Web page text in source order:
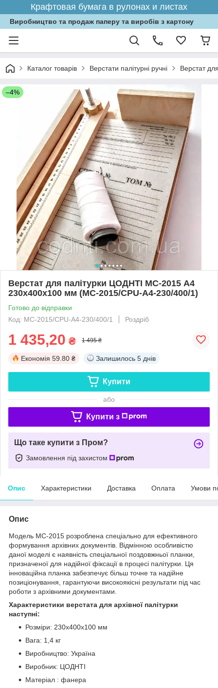
Крафтовая бумага в рулонах и листах
Виробництво та продаж паперу та виробів з картону
Каталог товарів Верстати палітурні ручні Верстат
–4%
Верстат для палітурки ЦОДНТІ МС-2015 А4
230x400x100 мм (МС-2015/CPU-А4-230/400/1)
Готово до відправки
Код: МС-2015/CPU-А4-230/400/1
Роздріб
1 435,20 ₴ 1 495 ₴
Економія 59.80 ₴ Залишилось 5 днів
Купити
або
Купити з
Що таке купити з Пром?
Замовлення під захистом
Опис Характеристики Доставка Оплата Умови
Опис
Модель МС-2015 розроблена спеціально для ефективного
формування архівних документів. Відмінною особливістю
даної моделі є наявність спеціальної поздовжньої планки,
призначеної для надійної фіксації в процесі палітурки. Ця
інноваційна планка забезпечує більш точне та надійне
позиціонування, гарантуючи високоякісні результати під час
роботи з архівними документами.
Характеристики верстата для архівної палітурки
наступні:
Розміри: 230x400x100 мм
Вага: 1,4 кг
Виробництво: Україна
Виробник: ЦОДНТІ
Матеріал : фанера